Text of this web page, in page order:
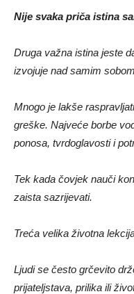
Nije svaka priča istina
Druga važna istina jeste
izvojuje nad samim
Mnogo je lakše
greške. Najveće borbe
ponosa, tvrdoglavosti i
Tek kada čovjek nauči
zaista sazrijevati.
Treća velika životna
Ljudi se često grčevito
prijateljstava, prilika ili